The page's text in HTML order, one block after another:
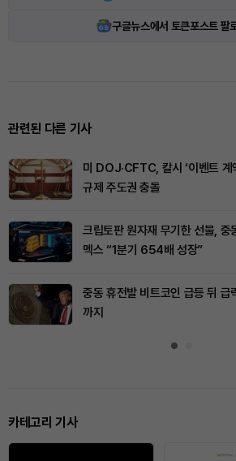
구글뉴스에서 토큰포스트 팔
관련된 다른 기사
미 DOJ·CFTC, 칼시 ‘이벤트
규제 주도권 충돌
크립토판 원자재 무기한 선물,
멕스 “1분기 654배 성장”
중동 휴전발 비트코인 급등 뒤 급
까지
카테고리 기사